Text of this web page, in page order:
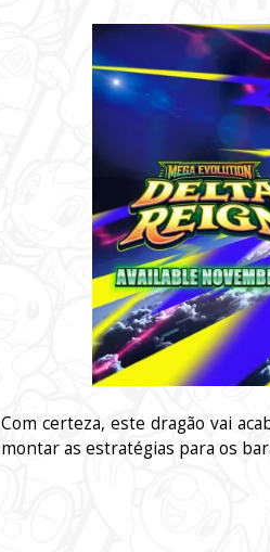
Com certeza, este dragão vai
montar as estratégias para os